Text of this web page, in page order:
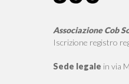
Associazione Cob
Iscrizione registro
Sede legale in via